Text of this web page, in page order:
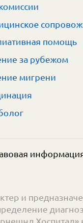
помощь
за рубежом
мигрени
и
Хоспитал»